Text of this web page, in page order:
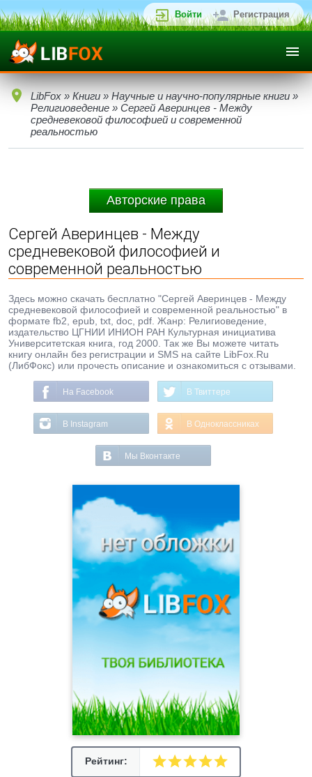
Войти Регистрация
LibFox » Книги » Научные и научно-популярные книги »
Религиоведение » Сергей Аверинцев - Между
средневековой философией и современной
реальностью
Авторские права
Сергей Аверинцев - Между
средневековой философией и
современной реальностью
Здесь можно скачать бесплатно "Сергей Аверинцев - Между
средневековой философией и современной реальностью" в
формате fb2, epub, txt, doc, pdf. Жанр: Религиоведение,
издательство ЦГНИИ ИНИОН РАН Культурная инициатива
Университетская книга, год 2000. Так же Вы можете читать
книгу онлайн без регистрации и SMS на сайте LibFox.Ru
(ЛибФокс) или прочесть описание и ознакомиться с отзывами.
На Facebook В Твиттере
В Instagram В Одноклассниках
Мы Вконтакте
Рейтинг: